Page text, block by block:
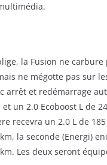
la Fusion ne carbure
ne mégotte pas sur
arrêt et redémarrage
et un 2.0 Ecoboost L de
recevra un 2.0 L de
la seconde (Energi)
Les deux seront